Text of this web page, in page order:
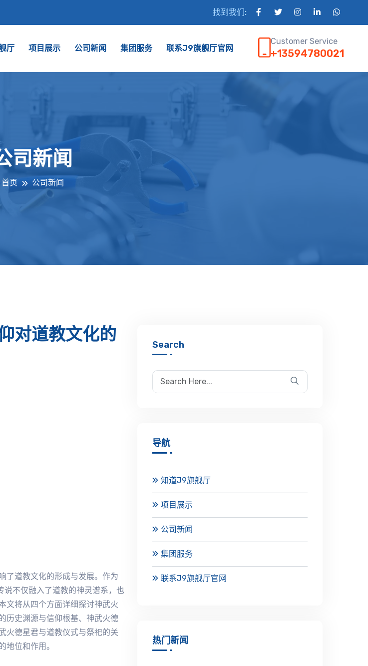
找到我们:
厅 项目展示 公司新闻 集团服务 联系J9旗舰厅官网
Customer Service
+13594780021
司新闻
首页 公司新闻
对道教文化的
了道教文化的形成与发展。作为
说不仅融入了道教的神灵谱系，也
文将从四个方面详细探讨神武火
历史渊源与信仰根基、神武火德
火德星君与道教仪式与祭祀的关
位和作用。
Search
导航
知道J9旗舰厅
项目展示
公司新闻
集团服务
联系J9旗舰厅官网
热门新闻